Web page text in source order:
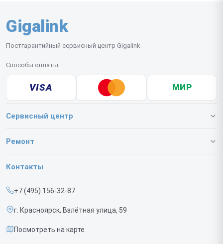
Gigalink
Постгарантийный сервисный центр Gigalink
Способы оплаты
VISA МИР
Сервисный центр
О нашем сервисе
Срочный ремонт
Доставка и способы оплаты
Диагностика
Ремонт
Коммутаторов
Контакты
+7 (495) 156-32-87
г. Красноярск, Взлётная улица, 59
Посмотреть на карте